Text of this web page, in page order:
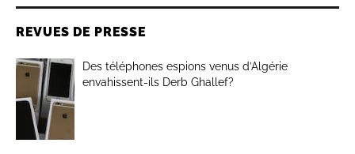
REVUES DE PRESSE
Des téléphones espions venus d’Algérie
envahissent-ils Derb Ghallef?